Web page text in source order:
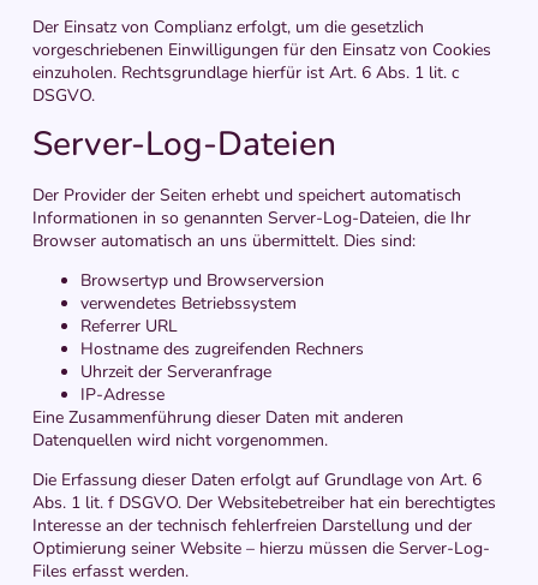
Der Einsatz von Complianz erfolgt, um die gesetzlich
vorgeschriebenen Einwilligungen für den Einsatz von Cookies
einzuholen. Rechtsgrundlage hierfür ist Art. 6 Abs. 1 lit. c
DSGVO.
Server-Log-Dateien
Der Provider der Seiten erhebt und speichert automatisch
Informationen in so genannten Server-Log-Dateien, die Ihr
Browser automatisch an uns übermittelt. Dies sind:
Browsertyp und Browserversion
verwendetes Betriebssystem
Referrer URL
Hostname des zugreifenden Rechners
Uhrzeit der Serveranfrage
IP-Adresse
Eine Zusammenführung dieser Daten mit anderen
Datenquellen wird nicht vorgenommen.
Die Erfassung dieser Daten erfolgt auf Grundlage von Art. 6
Abs. 1 lit. f DSGVO. Der Websitebetreiber hat ein berechtigtes
Interesse an der technisch fehlerfreien Darstellung und der
Optimierung seiner Website – hierzu müssen die Server-Log-
Files erfasst werden.